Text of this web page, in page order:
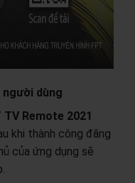
người dùng
TV Remote 2021
khi thành công đăng
của ứng dụng sẽ